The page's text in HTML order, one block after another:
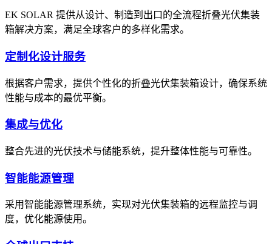
EK SOLAR 提供从设计、制造到出口的全流程折叠光伏集装
箱解决方案，满足全球客户的多样化需求。
定制化设计服务
根据客户需求，提供个性化的折叠光伏集装箱设计，确保系统
性能与成本的最优平衡。
集成与优化
整合先进的光伏技术与储能系统，提升整体性能与可靠性。
智能能源管理
采用智能能源管理系统，实现对光伏集装箱的远程监控与调
度，优化能源使用。